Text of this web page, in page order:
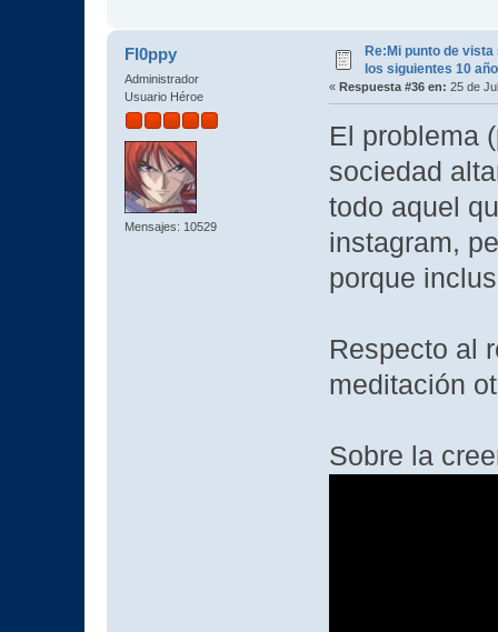
Fl0ppy
Administrador
Usuario Héroe
Mensajes: 10529
Re:Mi punto de
los siguientes 10
« Respuesta #36 en: 25 de
El problema
sociedad
todo aquel
instagram,
porque
Respecto al
meditación
Sobre la